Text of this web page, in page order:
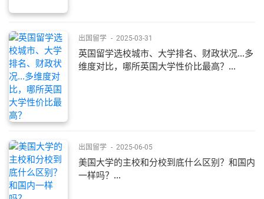
出国留学 - 2025-03-31
英国留学选校城市、大学排名、财政状况...多
维度对比，哪所英国大学性价比最高？...
出国留学 - 2025-06-05
美国大学的主校和分校到底什么区别？和国内
一样吗？...